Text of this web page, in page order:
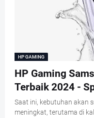
HP GAMING
HP Gaming
Terbaik 2024 -
Saat ini, kebutuhan akan
meningkat, terutama di